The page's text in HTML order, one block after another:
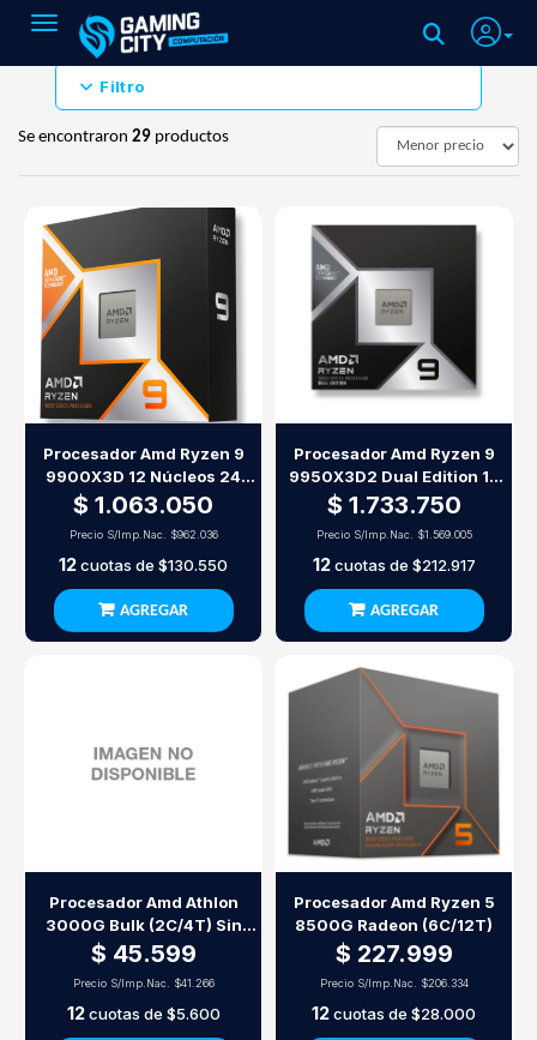
Toggle navigation
Filtro
Se encontraron 29 productos
Procesador Amd Ryzen 9
9900X3D 12 Núcleos 24
Hilos Hasta 5.5Ghz Am5 Sin
$ 1.063.050
Precio S/Imp.Nac. $962.036
12cuotas de $130.550
AGREGAR
Procesador Amd Ryzen 9
9950X3D2 Dual Edition 16
Núcleos 32 Hilos Am5 Sin
$ 1.733.750
Precio S/Imp.Nac. $1.569.005
12cuotas de $212.917
AGREGAR
Procesador Amd Athlon
3000G Bulk (2C/4T) Sin
Cooler
$ 45.599
Precio S/Imp.Nac. $41.266
12cuotas de $5.600
Procesador Amd Ryzen 5
8500G Radeon (6C/12T)
$ 227.999
Precio S/Imp.Nac. $206.334
12cuotas de $28.000